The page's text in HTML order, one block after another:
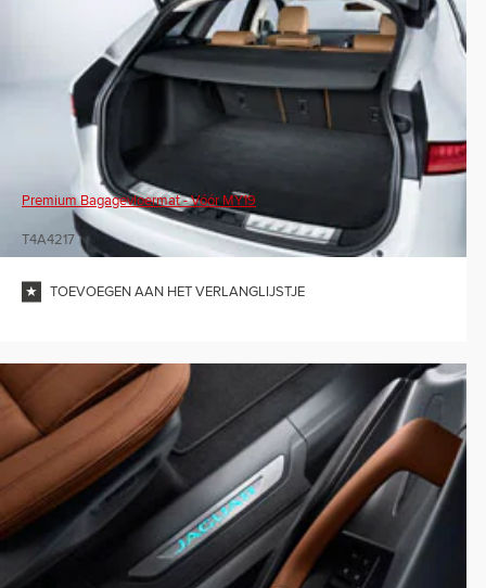
Premium Bagagevloermat - Vóór MY19
T4A4217
TOEVOEGEN AAN HET VERLANGLIJSTJE